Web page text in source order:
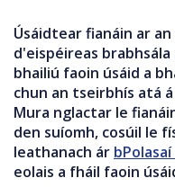
Úsáidtear fianáin ar
d'eispéireas
bhailiú faoin úsáid a
chun an tseirbhís atá
Mura nglactar le
den suíomh, cosúil le
leathanach ár
eolais a fháil faoin